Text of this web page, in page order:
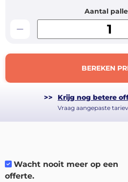
Aantal
BEREKEN
>> Krijg nog betere
Vraag aangepaste
Wacht nooit meer op een
offerte.